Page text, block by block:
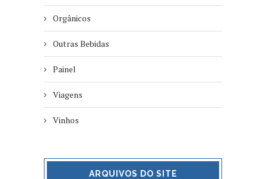
Orgânicos
Outras Bebidas
Painel
Viagens
Vinhos
ARQUIVOS DO SITE